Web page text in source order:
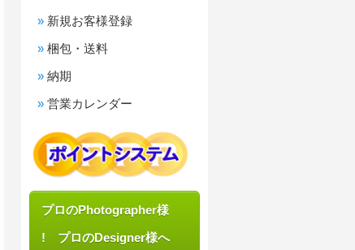
新規お客様登録
梱包・送料
納期
営業カレンダー
プロのPhotographer様
! プロのDesigner様へ